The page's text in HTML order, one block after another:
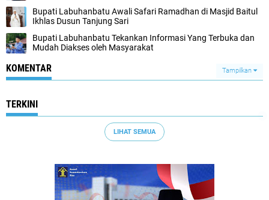
Bupati Labuhanbatu Awali Safari Ramadhan di Masjid Baitul
Ikhlas Dusun Tanjung Sari
Bupati Labuhanbatu Tekankan Informasi Yang Terbuka dan
Mudah Diakses oleh Masyarakat
KOMENTAR Tampilkan
TERKINI
LIHAT SEMUA